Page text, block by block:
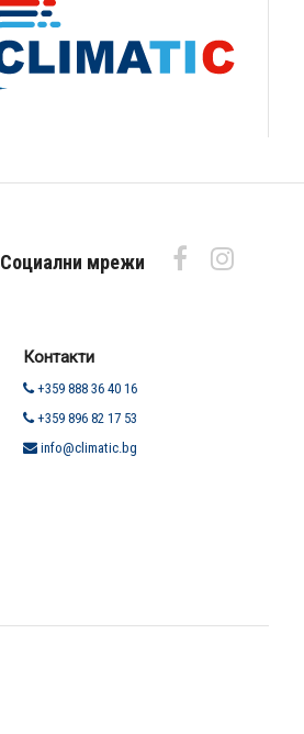
Социални мрежи
Контакти
+359 888 36 40 16
+359 896 82 17 53
info@climatic.bg